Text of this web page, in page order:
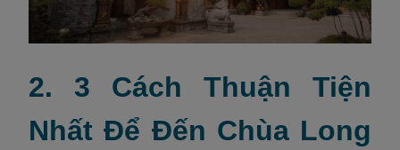
2. 3 Cách Thuận Tiện
Nhất Để Đến Chùa Long